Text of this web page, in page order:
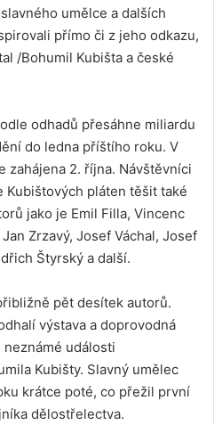
umělce a dalších
přímo či z jeho odkazu,
/Bohumil Kubišta a české
odhadů přesáhne miliardu
do ledna příštího roku. V
zahájena 2. října. Návštěvníci
Kubištových pláten těšit také
jako je Emil Filla, Vincenc
Zrzavý, Josef Váchal, Josef
Štyrský a další.
pět desítek autorů.
výstava a doprovodná
události
Kubišty. Slavný umělec
krátce poté, co přežil první
dělostřelectva.